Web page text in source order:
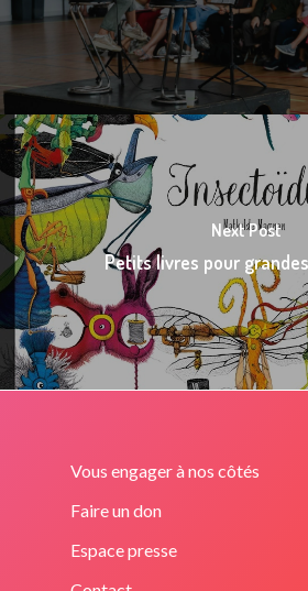
Next Post
Petits livres pour
Vous engager à nos côtés
Faire un don
Espace presse